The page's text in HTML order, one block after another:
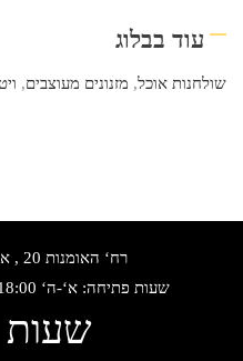
עוד בבלוג
שולחנות אוכל, מזנונים מעוצבים,
רח‘ האומנות 20 , א.ת חדש נתניה, טלפון:
שעות פתיחה: א‘-ה‘ 10:00-18:00 , שישי: 9:00-14:00